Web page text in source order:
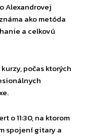
Alexandrovej
ako metóda
a celkovú
počas ktorých
o 11:30, na ktorom
spojení gitary a